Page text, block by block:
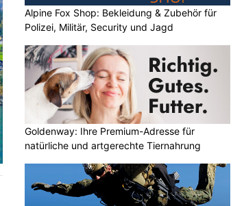
Alpine Fox Shop: Bekleidung & Zubehör für
Polizei, Militär, Security und Jagd
Goldenway: Ihre Premium-Adresse für
natürliche und artgerechte Tiernahrung